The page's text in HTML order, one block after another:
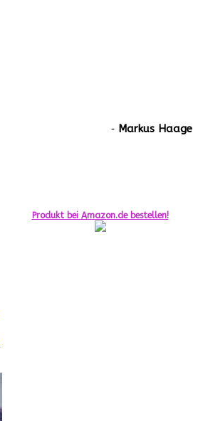
‐ Markus Haage
Produkt bei Amazon.de bestellen!